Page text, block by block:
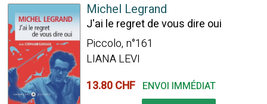
Michel Legrand
J'ai le regret de vous dire oui
Piccolo, n°161
LIANA LEVI
13.80 CHF ENVOI IMMÉDIAT